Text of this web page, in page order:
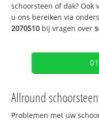
schoorsteen of dak?
u ons bereiken via
2070510 bij vragen over
Allround
Problemen met uw